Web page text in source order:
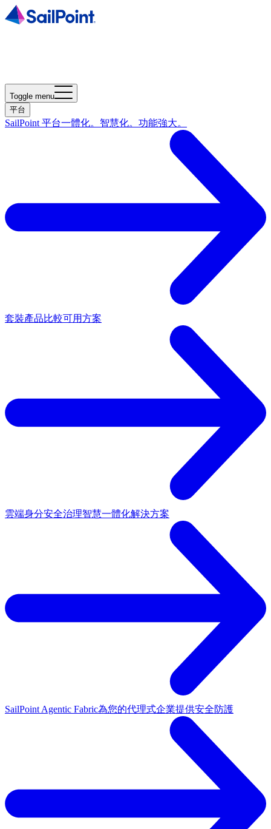
Toggle menu
平台
SailPoint 平台一體化。智慧化。功能強大。
套裝產品比較可用方案
雲端身分安全治理智慧一體化解決方案
SailPoint Agentic Fabric為您的代理式企業提供安全防護